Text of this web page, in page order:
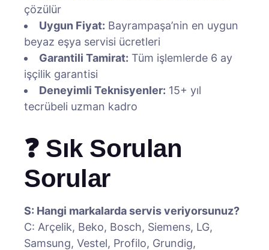
çözülür
Uygun Fiyat: Bayrampaşa’nin en uygun
beyaz eşya servisi ücretleri
Garantili Tamirat: Tüm işlemlerde 6 ay
işçilik garantisi
Deneyimli Teknisyenler: 15+ yıl
tecrübeli uzman kadro
❓ Sık Sorulan
Sorular
S: Hangi markalarda servis veriyorsunuz?
C: Arçelik, Beko, Bosch, Siemens, LG,
Samsung, Vestel, Profilo, Grundig,